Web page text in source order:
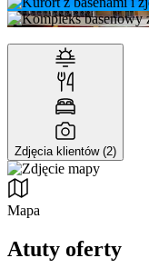
Zdjęcia klientów (2)
Mapa
Atuty oferty